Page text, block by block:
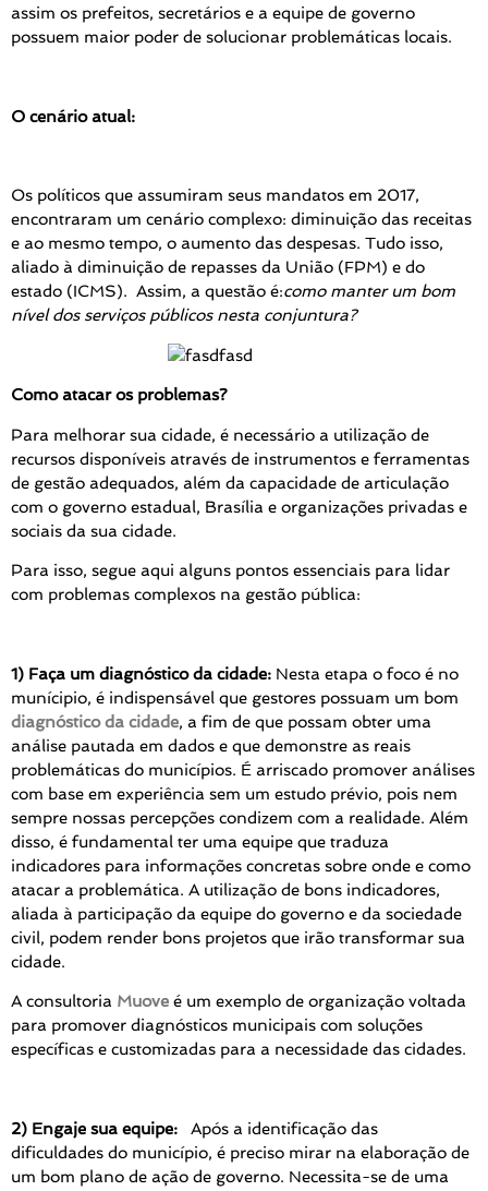
assim os prefeitos, secretários e a equipe de governo
possuem maior poder de solucionar problemáticas locais.
O cenário atual:
Os políticos que assumiram seus mandatos em 2017,
encontraram um cenário complexo: diminuição das receitas
e ao mesmo tempo, o aumento das despesas. Tudo isso,
aliado à diminuição de repasses da União (FPM) e do
estado (ICMS). Assim, a questão é:como manter um bom
nível dos serviços públicos nesta conjuntura?
Como atacar os problemas?
Para melhorar sua cidade, é necessário a utilização de
recursos disponíveis através de instrumentos e ferramentas
de gestão adequados, além da capacidade de articulação
com o governo estadual, Brasília e organizações privadas e
sociais da sua cidade.
Para isso, segue aqui alguns pontos essenciais para lidar
com problemas complexos na gestão pública:
1) Faça um diagnóstico da cidade: Nesta etapa o foco é no
munícipio, é indispensável que gestores possuam um bom
diagnóstico da cidade, a fim de que possam obter uma
análise pautada em dados e que demonstre as reais
problemáticas do municípios. É arriscado promover análises
com base em experiência sem um estudo prévio, pois nem
sempre nossas percepções condizem com a realidade. Além
disso, é fundamental ter uma equipe que traduza
indicadores para informações concretas sobre onde e como
atacar a problemática. A utilização de bons indicadores,
aliada à participação da equipe do governo e da sociedade
civil, podem render bons projetos que irão transformar sua
cidade.
A consultoria Muove é um exemplo de organização voltada
para promover diagnósticos municipais com soluções
específicas e customizadas para a necessidade das cidades.
2) Engaje sua equipe:
Após a identificação das
dificuldades do município, é preciso mirar na elaboração de
um bom plano de ação de governo. Necessita-se de uma